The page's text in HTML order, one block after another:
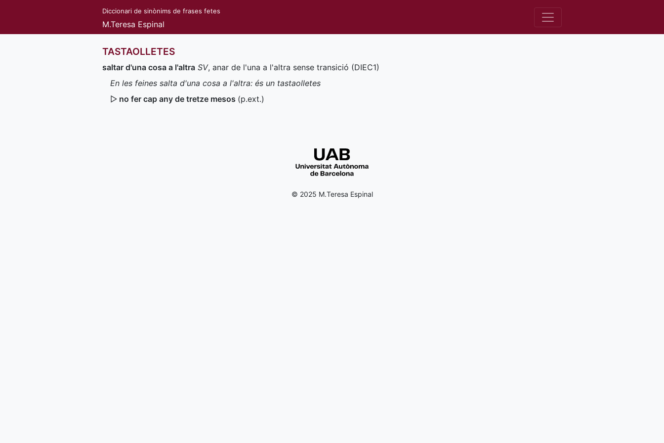
Diccionari de sinònims de frases fetes
M.Teresa Espinal
TASTAOLLETES
saltar d'una cosa a l'altra SV, anar de l'una a l'altra sense transició (DIEC1)
En les feines salta d'una cosa a l'altra: és un tastaolletes
▷ no fer cap any de tretze mesos (p.ext.)
© 2025 M.Teresa Espinal